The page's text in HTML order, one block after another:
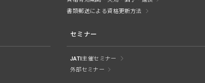
書類郵送による資格更新方法
セミナー
JATI主催セミナー
外部セミナー